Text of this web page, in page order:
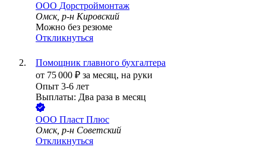
ООО Дорстроймонтаж
Омск, р-н Кировский
Можно без резюме
Откликнуться
Помощник главного бухгалтера
от 75 000 ₽ за месяц, на руки
Опыт 3-6 лет
Выплаты: Два раза в месяц
ООО Пласт Плюс
Омск, р-н Советский
Откликнуться